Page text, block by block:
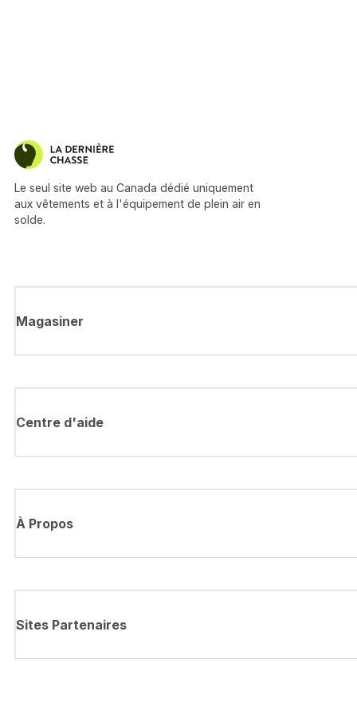
Le seul site web au Canada dédié uniquement
aux vêtements et à l'équipement de plein air en
solde.
Magasiner
Centre d'aide
À Propos
Sites Partenaires